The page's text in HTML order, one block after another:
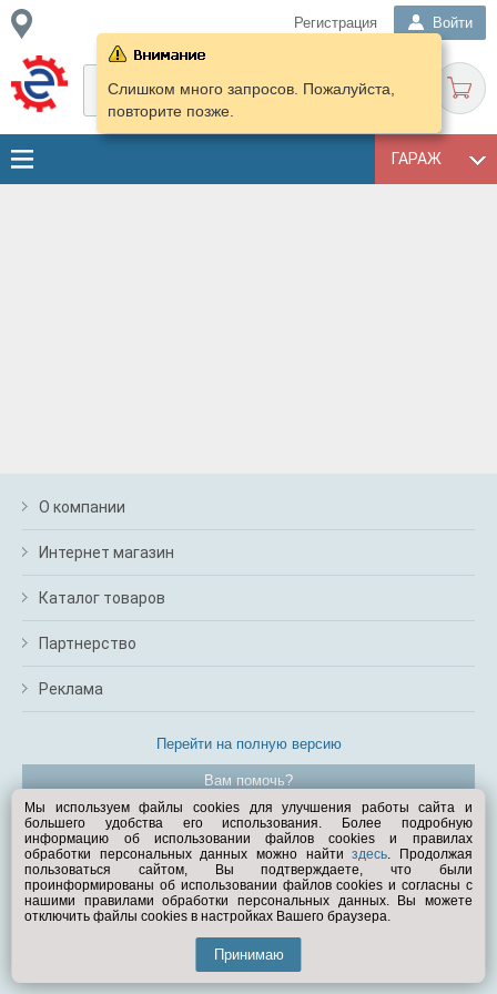
Регистрация Войти
ГАРАЖ
Слишком много запросов. Пожалуйста,
повторите позже.
О компании
Интернет магазин
Каталог товаров
Партнерство
Реклама
Перейти на полную версию
Вам помочь?
© Exist.ru 1998—2026
Мы используем файлы cookies для улучшения работы сайта и
большего удобства его использования. Более подробную
информацию об использовании файлов cookies и правилах
обработки персональных данных можно найтиздесь. Продолжая
пользоваться сайтом, Вы подтверждаете, что были
проинформированы об использовании файлов cookies и согласны с
нашими правилами обработки персональных данных. Вы можете
отключить файлы cookies в настройках Вашего браузера.
Принимаю